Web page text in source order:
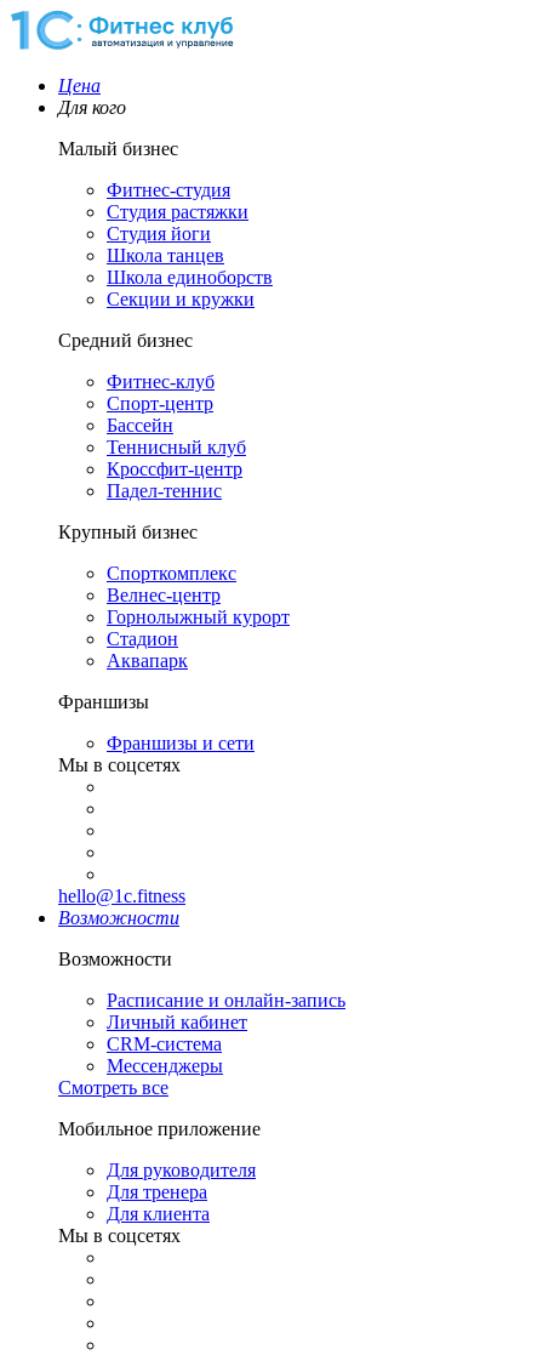
Цена
Для кого
Малый бизнес
Фитнес-студия
Студия растяжки
Студия йоги
Школа танцев
Школа единоборств
Секции и кружки
Средний бизнес
Фитнес-клуб
Спорт-центр
Бассейн
Теннисный клуб
Кроссфит-центр
Падел-теннис
Крупный бизнес
Спорткомплекс
Велнес-центр
Горнолыжный курорт
Стадион
Аквапарк
Франшизы
Франшизы и сети
Мы в соцсетях
hello@1c.fitness
Возможности
Возможности
Расписание и онлайн-запись
Личный кабинет
CRM-система
Мессенджеры
Смотреть все
Мобильное приложение
Для руководителя
Для тренера
Для клиента
Мы в соцсетях